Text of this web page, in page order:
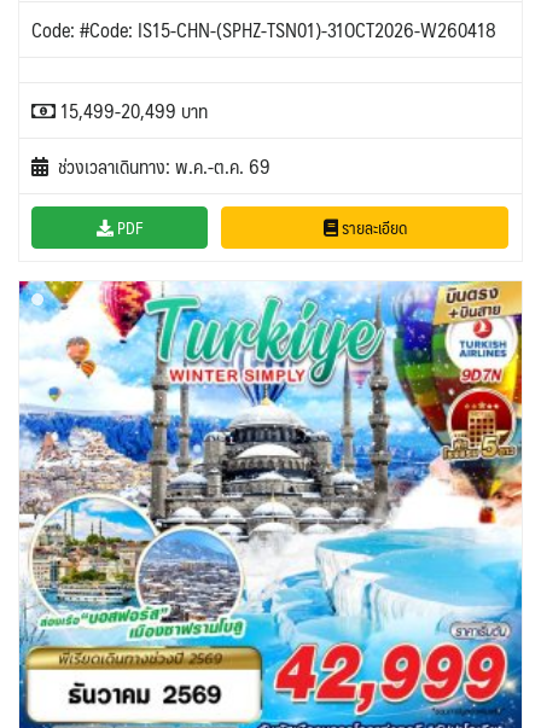
Code: #Code: IS15-CHN-(SPHZ-TSN01)-31OCT2026-W260418
15,499-20,499 บาท
ช่วงเวลาเดินทาง: พ.ค.-ต.ค. 69
PDF รายละเอียด